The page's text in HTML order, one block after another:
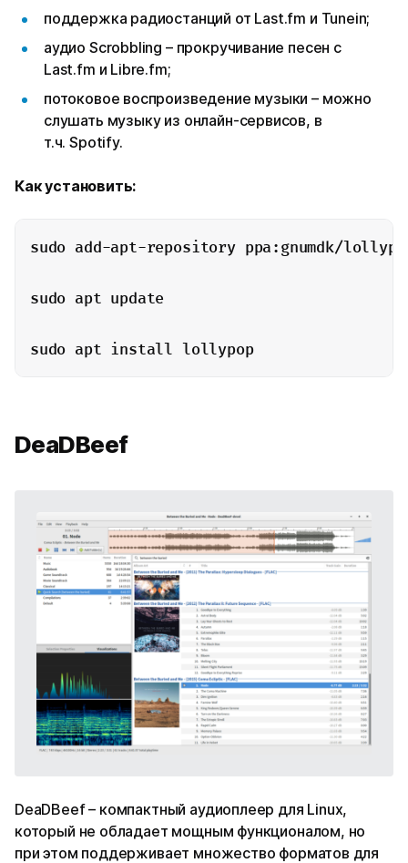
поддержка радиостанций от Last.fm и Tunein;
аудио Scrobbling – прокручивание песен с
Last.fm и Libre.fm;
потоковое воспроизведение музыки – можно
слушать музыку из онлайн-сервисов, в
т.ч. Spotify.
Как установить:
sudo add-apt-repository ppa:gnumdk/
sudo apt update
sudo apt install lollypop
DeaDBeef
DeaDBeef – компактный аудиоплеер для Linux,
который не обладает мощным функционалом, но
при этом поддерживает множество форматов для